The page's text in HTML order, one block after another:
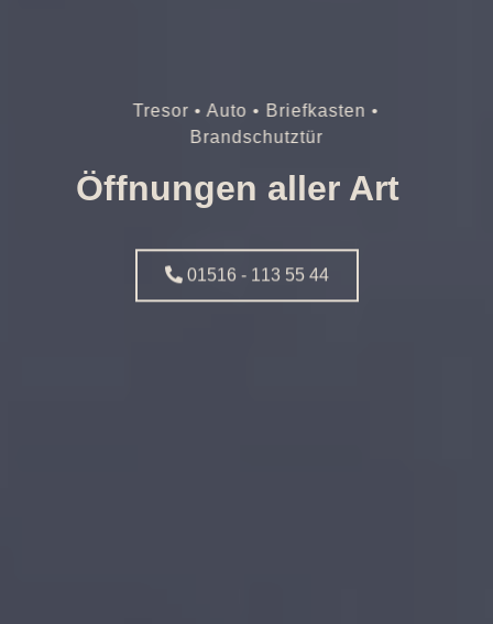
Tresor • Auto • Briefkasten •
Brandschutztür
Öffnungen aller Art
01516 - 113 55 44